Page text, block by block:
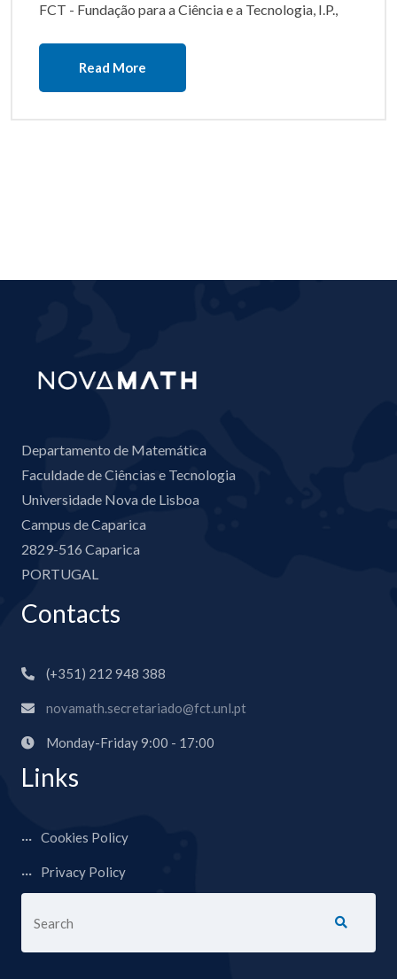
FCT - Fundação para a Ciência e a Tecnologia, I.P.,
Read More
Departamento de Matemática
Faculdade de Ciências e Tecnologia
Universidade Nova de Lisboa
Campus de Caparica
2829-516 Caparica
PORTUGAL
Contacts
(+351) 212 948 388
novamath.secretariado@fct.unl.pt
Monday-Friday 9:00 - 17:00
Links
Cookies Policy
Privacy Policy